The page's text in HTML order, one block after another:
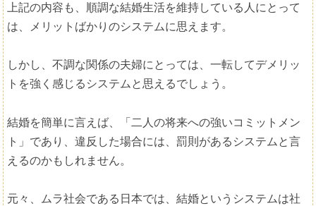
上記の内容も、順調な結婚生活を維持している人にとって
は、メリットばかりのシステムに思えます。
しかし、不調な関係の夫婦にとっては、一転してデメリッ
トを強く感じるシステムと思えるでしょう。
結婚を簡単に言えば、「二人の将来への強いコミットメン
ト」であり、違反した場合には、罰則があるシステムと言
えるのかもしれません。
元々、ムラ社会である日本では、結婚というシステムは社